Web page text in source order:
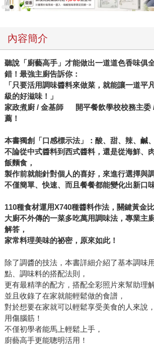
內容簡介
聽說「廚藝高手」才能做出一道道色香味俱
錯！最強主廚告訴你：
「只要活用調味醬料來做菜，就能讓一道平
級的好滋味！」
家政煮廚 / 金基師 開平餐飲學校校務主
薦！
本書獨創「口感標示法」：酸、甜、辣、鹹
不論從中式醬料到西式醬料，還是從海鮮、
飯麵食，
製作前就能針對個人的喜好，來進行選擇與
不僅簡單、快速、而且餐餐都能變化出新口
110種食材運用X740種醬料作法，關鍵黃金
大廚不外傳的一菜多吃萬用調味法，專業主
解答，
家常料理美味的祕密，原來如此！
除了調醬的技法，本書詳細介紹了基本調味
點、調味料的搭配法則，
更有最精準的配方，搭配全彩照片來幫助理
並且收錄了在家就能輕鬆做的食譜，
對於想要在家就可以輕鬆享受美食的人來說
用傷腦筋！
不僅初學者能馬上輕鬆上手，
廚藝高手更能聰明活用！